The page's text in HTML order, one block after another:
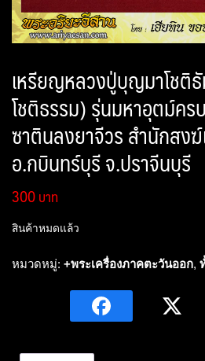
เหรียญหลวงปู่บุญมาโชติ
โชติธรรม) รุ่นมหาอุตม์คร
ซาตินลงยาจีวร สำนักสง
อ.กบินทร์บุรี จ.ปราจีนบุรี
300
สินค้าหมดแล้ว
หมวดหมู่: +พระเครื่องภาคตะวันออก,